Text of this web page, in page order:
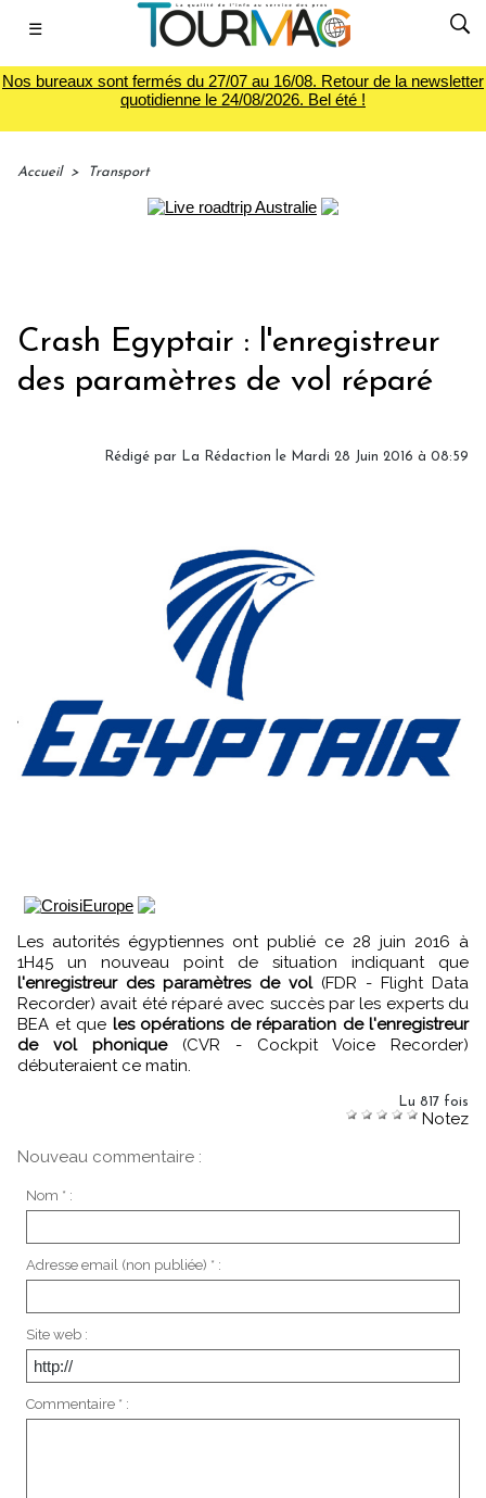
☰
Nos bureaux sont fermés du 27/07 au 16/08. Retour de la newsletter
quotidienne le 24/08/2026. Bel été !
Accueil > Transport
Crash Egyptair : l'enregistreur
des paramètres de vol réparé
Rédigé par La Rédaction le Mardi 28 Juin 2016 à 08:59
Les autorités égyptiennes ont publié ce 28 juin 2016 à
1H45 un nouveau point de situation indiquant que
l'enregistreur des paramètres de vol(FDR - Flight Data
Recorder) avait été réparé avec succès par les experts du
BEA et que les opérations de réparation de l'enregistreur
de vol phonique(CVR - Cockpit Voice Recorder)
débuteraient ce matin.
Lu 817 fois
Notez
Nouveau commentaire :
Nom * :
Adresse email (non publiée) * :
Site web :
Commentaire * :